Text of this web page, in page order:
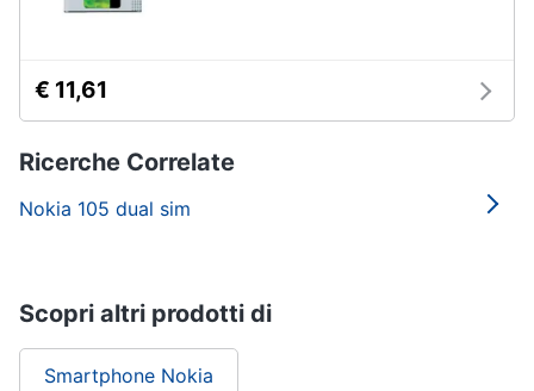
€ 11,61
Ricerche Correlate
Nokia 105 dual sim
Scopri altri prodotti di
Smartphone Nokia